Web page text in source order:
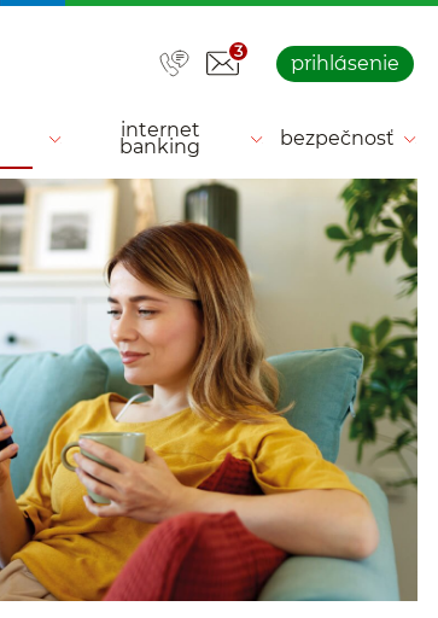
internet
banking bezpečnosť
3
prihlásenie